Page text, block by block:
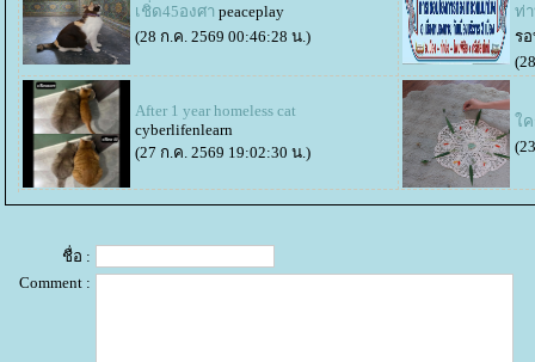
เชิ่ด45องศา peaceplay
(28 ก.ค. 2569 00:46:28 น.)
ท่
ร
After 1 year homeless cat
cyberlifenlearn
(27 ก.ค. 2569 19:02:30 น.)
ค
ชื่อ :
Comment :